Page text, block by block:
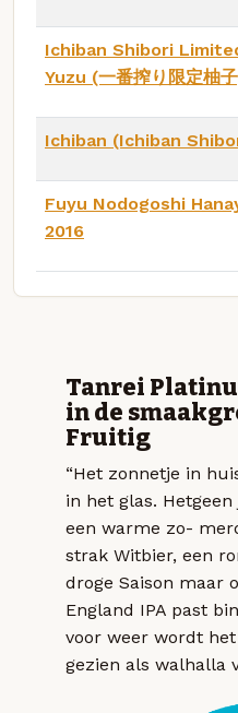
Ichiban Shibori
Yuzu (一番搾り限定柚
Ichiban (Ichiban
Fuyu Nodogoshi
2016
Tanrei
in de
Fruitig
“Het zonnetje in
in het glas.
een warme zo-
strak Witbier, een
droge Saison maar
England IPA past
voor weer wordt
gezien als walhalla